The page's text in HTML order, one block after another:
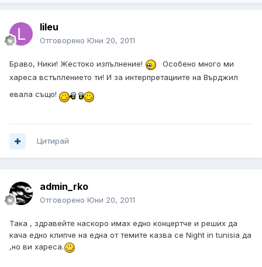
lileu
Отговорено Юни 20, 2011
Браво, Ники! Жестоко изпълнение!
Особено много ми
хареса встъплението ти! И за интерпретациите на Върджил
евала също!
Цитирай
admin_rko
Отговорено Юни 20, 2011
Така , здравейте наскоро имах едно концертче и реших да
кача едно клипче на една от темите казва се Night in tunisia да
,но ви хареса.